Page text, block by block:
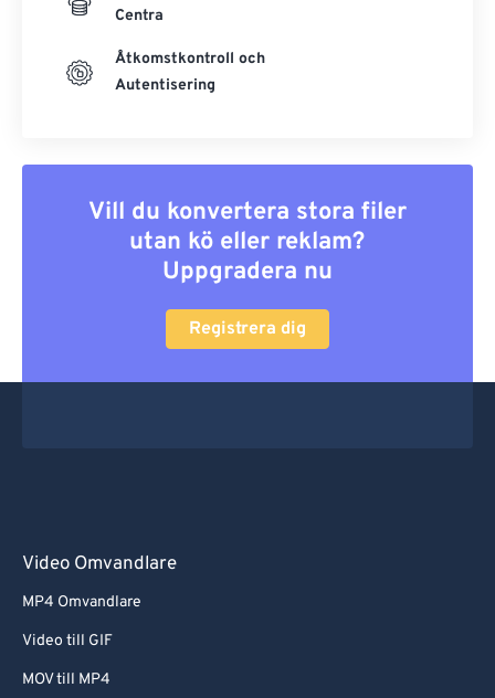
Centra
Åtkomstkontroll och
Autentisering
Vill du konvertera stora filer
utan kö eller reklam?
Uppgradera nu
Registrera dig
Video Omvandlare
MP4 Omvandlare
Video till GIF
MOV till MP4